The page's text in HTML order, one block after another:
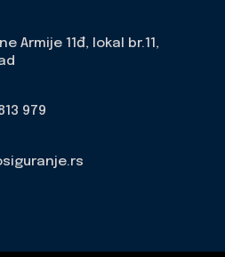
Armije 11đ, lokal br.11,
979